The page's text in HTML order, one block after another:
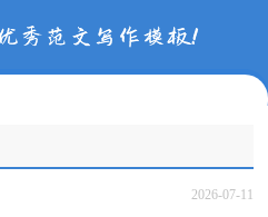
2026-07-11